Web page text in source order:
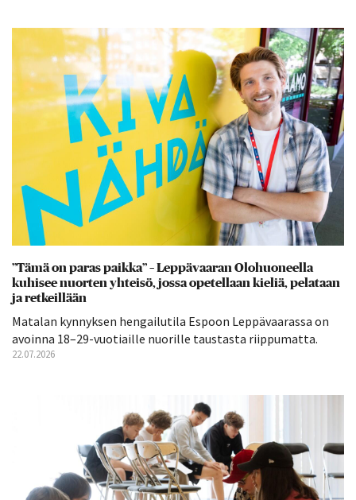
”Tämä on paras paikka” – Leppävaaran Olohuoneella
kuhisee nuorten yhteisö, jossa opetellaan kieliä, pelataan
ja retkeillään
Matalan kynnyksen hengailutila Espoon Leppävaarassa on
avoinna 18–29-vuotiaille nuorille taustasta riippumatta.
22.07.2026